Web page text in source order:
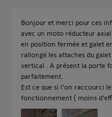
Bonjour et merci pour ces
avec un moto réducteur
en position fermée et galet
rallongé les attaches du
vertical . A présent la porte
parfaitement.
Est ce que si l'on raccourci
fonctionnement ( moins